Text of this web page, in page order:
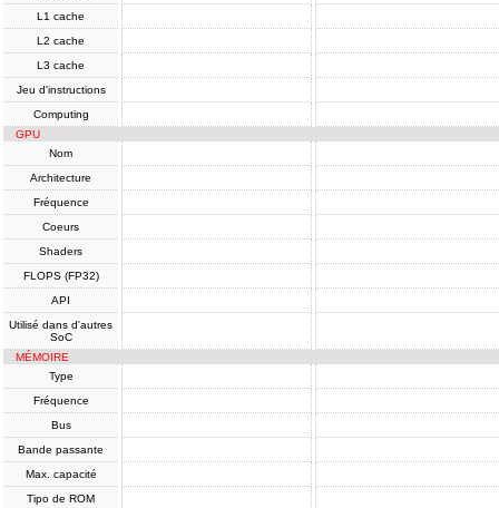
L1 cache
L2 cache
L3 cache
Jeu d'instructions
Computing
GPU
Nom
Architecture
Fréquence
Coeurs
Shaders
FLOPS (FP32)
API
Utilisé dans d'autres
SoC
MÉMOIRE
Type
Fréquence
Bus
Bande passante
Max. capacité
Tipo de ROM